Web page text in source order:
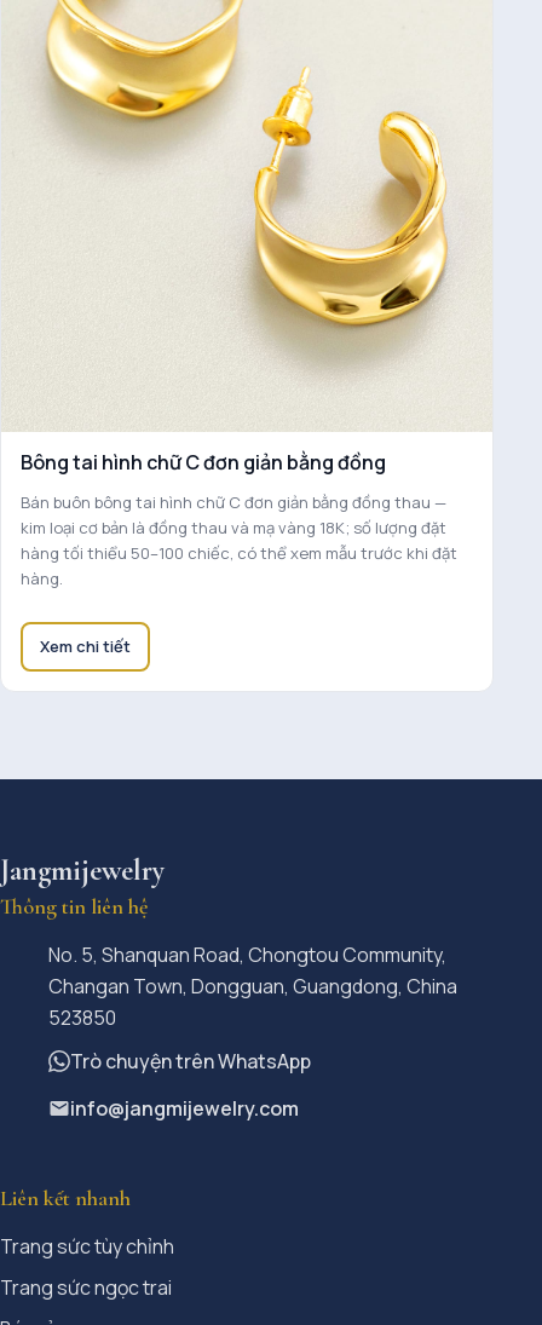
Bông tai hình chữ C đơn giản bằng đồng
Bán buôn bông tai hình chữ C đơn giản bằng đồng thau —
kim loại cơ bản là đồng thau và mạ vàng 18K; số lượng đặt
hàng tối thiểu 50–100 chiếc, có thể xem mẫu trước khi đặt
hàng.
Xem chi tiết
Jangmijewelry
Thông tin liên hệ
No. 5, Shanquan Road, Chongtou Community,
Changan Town, Dongguan, Guangdong, China
523850
Trò chuyện trên WhatsApp
info@jangmijewelry.com
Liên kết nhanh
Trang sức tùy chỉnh
Trang sức ngọc trai